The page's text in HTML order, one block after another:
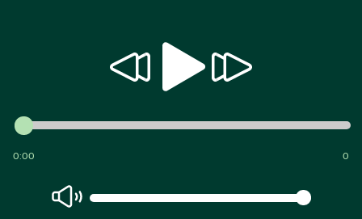
Spol
av
fremover
0:00 0